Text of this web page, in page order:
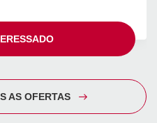
AS OFERTAS